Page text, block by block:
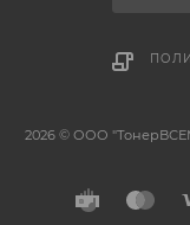
2026 © ООО